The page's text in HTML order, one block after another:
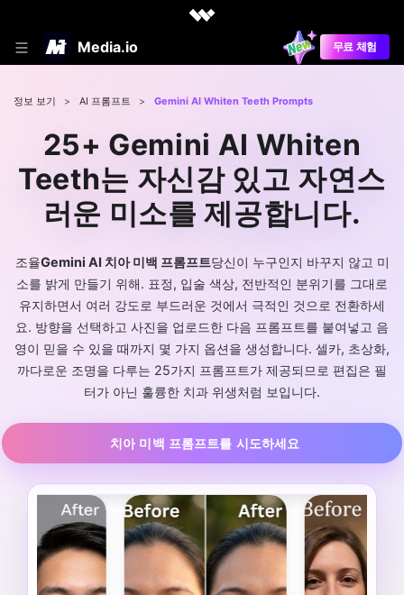
Media.io 무료 체험
정보 보기 > AI 프롬프트 > Gemini AI Whiten Teeth Prompts
25+ Gemini AI Whiten
Teeth는 자신감 있고 자연스
러운 미소를 제공합니다.
조율Gemini AI 치아 미백 프롬프트당신이 누구인지 바꾸지 않고 미
소를 밝게 만들기 위해. 표정, 입술 색상, 전반적인 분위기를 그대로
유지하면서 여러 강도로 부드러운 것에서 극적인 것으로 전환하세
요. 방향을 선택하고 사진을 업로드한 다음 프롬프트를 붙여넣고 음
영이 믿을 수 있을 때까지 몇 가지 옵션을 생성합니다. 셀카, 초상화,
까다로운 조명을 다루는 25가지 프롬프트가 제공되므로 편집은 필
터가 아닌 훌륭한 치과 위생처럼 보입니다.
치아 미백 프롬프트를 시도하세요